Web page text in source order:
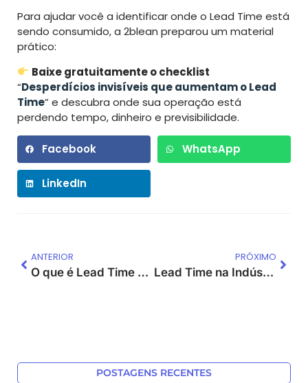
Para ajudar você a identificar onde o Lead Time está
sendo consumido, a 2blean preparou um material
prático:
Baixe gratuitamente o checklist
“Desperdícios invisíveis que aumentam o Lead
Time” e descubra onde sua operação está
perdendo tempo, dinheiro e previsibilidade.
Facebook WhatsApp
LinkedIn
ANTERIOR
O que é Lead Time e por que ele define a competitividade da sua operação?
PRÓXIMO
Lead Time na Indústria, Logística e Laboratórios: por que o problema é o mesmo (e a solução também)
POSTAGENS RECENTES